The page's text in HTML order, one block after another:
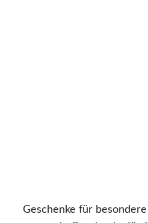
Geschenke für besondere